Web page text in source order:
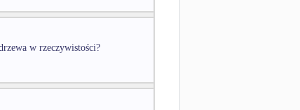
w rzeczywistości?